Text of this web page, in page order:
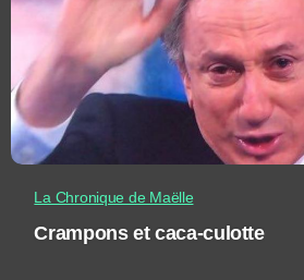
La Chronique de Maëlle
Crampons et caca-culotte